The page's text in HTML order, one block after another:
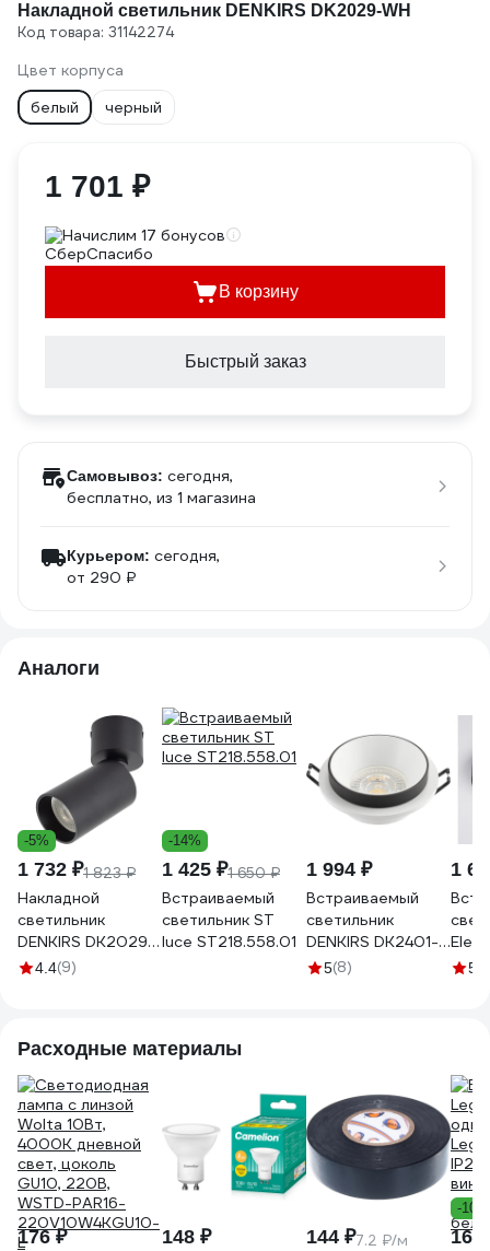
Накладной светильник DENKIRS DK2029-WH
Код товара: 31142274
Цвет корпуса
белый
черный
1 701 ₽
Начислим 17 бонусов
В корзину
Быстрый заказ
Самовывоз: сегодня,
бесплатно, из 1 магазина
Курьером: сегодня,
от 290 ₽
Аналоги
-5%
1 732 ₽1 823 ₽
Накладной
светильник
DENKIRS DK2029-
BK4.4(9)
-14%
1 425 ₽1 650 ₽
Встраиваемый
светильник ST
luce ST218.558.01
1 994 ₽
Встраиваемый
светильник
DENKIRS DK2401-
BK5(8)
1
112
5
Расходные материалы
176 ₽ 148 ₽ 144 ₽7.2 ₽/м
-10%
160